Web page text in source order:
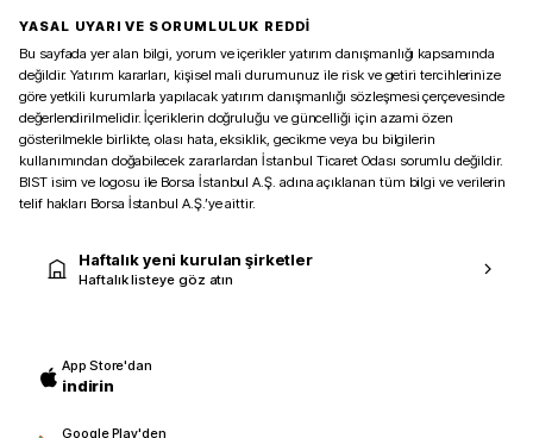
YASAL UYARI VE SORUMLULUK REDDİ
Bu sayfada yer alan bilgi, yorum ve içerikler yatırım danışmanlığı kapsamında
değildir. Yatırım kararları, kişisel mali durumunuz ile risk ve getiri tercihlerinize
göre yetkili kurumlarla yapılacak yatırım danışmanlığı sözleşmesi çerçevesinde
değerlendirilmelidir. İçeriklerin doğruluğu ve güncelliği için azami özen
gösterilmekle birlikte, olası hata, eksiklik, gecikme veya bu bilgilerin
kullanımından doğabilecek zararlardan İstanbul Ticaret Odası sorumlu değildir.
BIST isim ve logosu ile Borsa İstanbul A.Ş. adına açıklanan tüm bilgi ve verilerin
telif hakları Borsa İstanbul A.Ş.’ye aittir.
Haftalık yeni kurulan şirketler
Haftalık listeye göz atın
App Store'dan
indirin
Google Play'den